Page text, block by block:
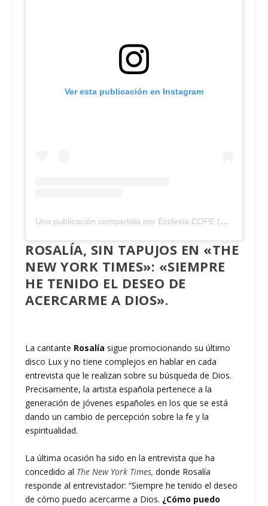
Ver esta publicación en Instagram
Una publicación compartida por Ecclesia COPE (@ecclesiacope)
ROSALÍA, SIN TAPUJOS EN «THE
NEW YORK TIMES»: «SIEMPRE
HE TENIDO EL DESEO DE
ACERCARME A DIOS».
La cantante Rosalía sigue promocionando su último
disco Lux y no tiene complejos en hablar en cada
entrevista que le realizan sobre su búsqueda de Dios.
Precisamente, la artista española pertenece a la
generación de jóvenes españoles en los que se está
dando un cambio de percepción sobre la fe y la
espiritualidad.
La última ocasión ha sido en la entrevista que ha
concedido al The New York Times, donde Rosalía
responde al entrevistador: “Siempre he tenido el deseo
de cómo puedo acercarme a Dios. ¿Cómo puedo